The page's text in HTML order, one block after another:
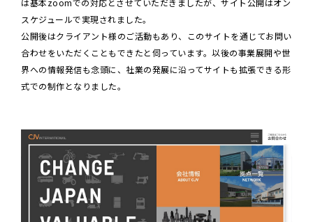
スケジュールで実現されました。
公開後はクライアント様のご活動もあり、このサイトを通じてお問い
合わせをいただくこともできたと伺っています。以後の事業展開や世
界への情報発信も念頭に、社業の発展に沿ってサイトも拡張できる形
式での制作となりました。